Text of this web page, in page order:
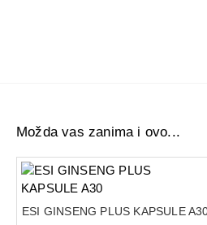
Možda vas zanima i ovo...
ESI GINSENG PLUS KAPSULE